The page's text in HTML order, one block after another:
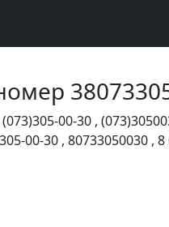
(073)305-00-30 ,
00-30 , 80733050030 , 8